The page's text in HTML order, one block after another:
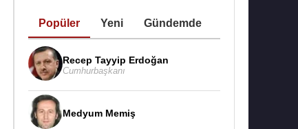
Popüler Yeni Gündemde
Recep Tayyip Erdoğan
Cumhurbaşkanı
Medyum Memiş